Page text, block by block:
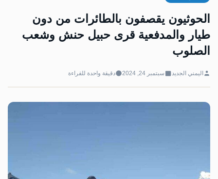
الحوثيون يقصفون بالطائرات من دون
طيار والمدفعية قرى حبيل حنش وشعب
الصلوب
اليمني الجديد سبتمبر 24, 2024 دقيقة واحدة للقراءة